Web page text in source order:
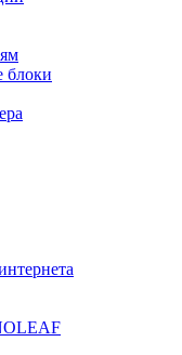
блоки